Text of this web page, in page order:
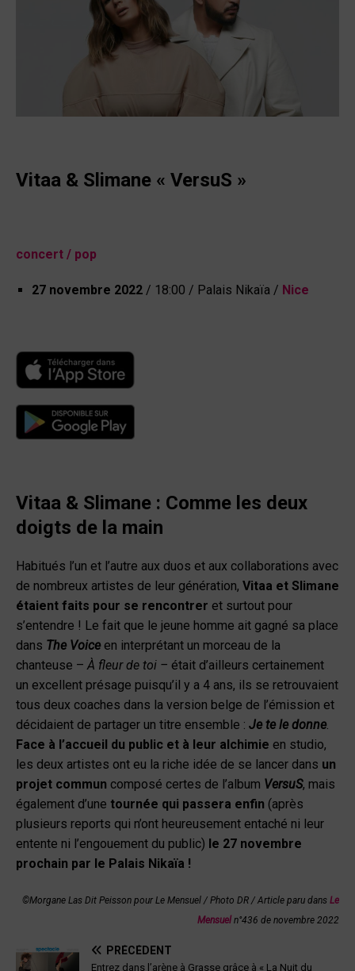
Vitaa & Slimane « VersuS »
concert / pop
27 novembre 2022 / 18:00 / Palais Nikaïa / Nice
Vitaa & Slimane : Comme les deux
doigts de la main
Habitués l’un et l’autre aux duos et aux collaborations avec
de nombreux artistes de leur génération, Vitaa et Slimane
étaient faits pour se rencontrer et surtout pour
s’entendre ! Le fait que le jeune homme ait gagné sa place
dans The Voice en interprétant un morceau de la
chanteuse –À fleur de toi – était d’ailleurs certainement
un excellent présage puisqu’il y a 4 ans, ils se retrouvaient
tous deux coaches dans la version belge de l’émission et
décidaient de partager un titre ensemble : Je te le donne.
Face à l’accueil du public et à leur alchimie en studio,
les deux artistes ont eu la riche idée de se lancer dans un
projet commun composé certes de l’album VersuS, mais
également d’une tournée qui passera enfin (après
plusieurs reports qui n’ont heureusement entaché ni leur
entente ni l’engouement du public) le 27 novembre
prochain par le Palais Nikaïa !
©Morgane Las Dit Peisson pour Le Mensuel / Photo DR / Article paru dans Le
Mensuel n°436 de novembre 2022
PRÉCÉDENT
Entrez dans l’arène à Grasse grâce à « La Nuit du